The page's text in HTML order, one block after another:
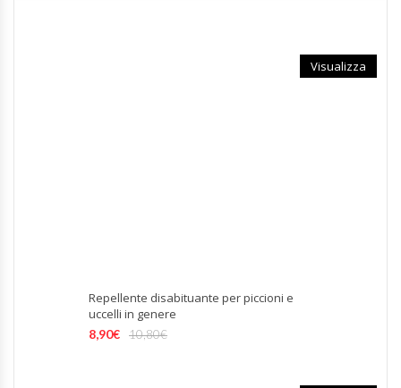
Visualizza
Repellente disabituante per piccioni e
uccelli in genere
10,80€
8,90€